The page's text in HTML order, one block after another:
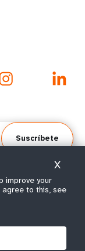
Suscríbete
2026.
improve your
agree to this, see
X